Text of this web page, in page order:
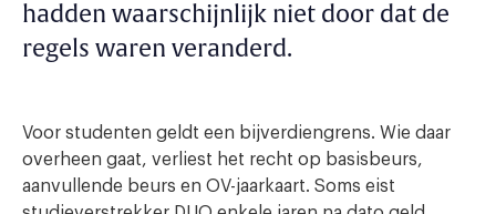
hadden waarschijnlijk niet door dat de
regels waren veranderd.
Voor studenten geldt een bijverdiengrens. Wie daar
overheen gaat, verliest het recht op basisbeurs,
aanvullende beurs en OV-jaarkaart. Soms eist